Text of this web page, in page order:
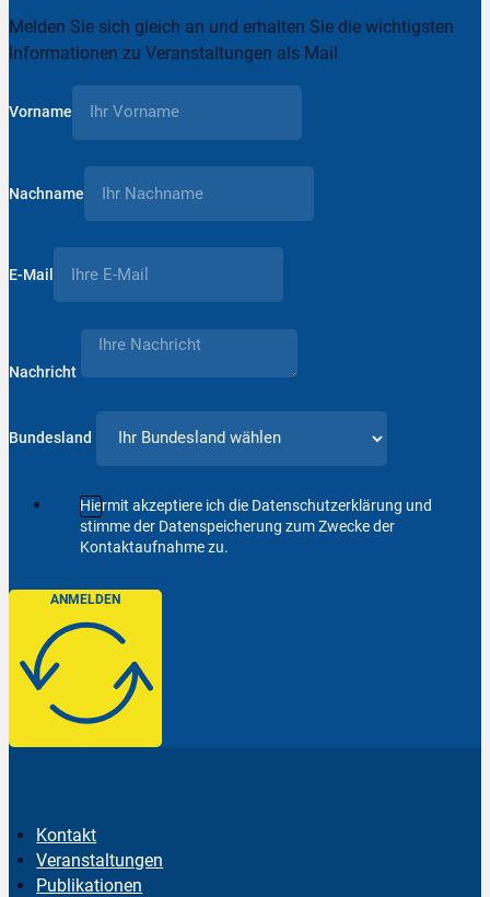
Melden Sie sich gleich an und erhalten Sie die wichtigsten
Informationen zu Veranstaltungen als Mail
Vorname
Nachname
E-Mail
Nachricht
Bundesland
Hiermit akzeptiere ich die Datenschutzerklärung und
stimme der Datenspeicherung zum Zwecke der
Kontaktaufnahme zu.
ANMELDEN
Kontakt
Veranstaltungen
Publikationen